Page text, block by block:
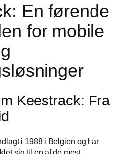
En førende
for mobile
Keestrack: Fra
i 1988 i Belgien og har
sig til en af de mest